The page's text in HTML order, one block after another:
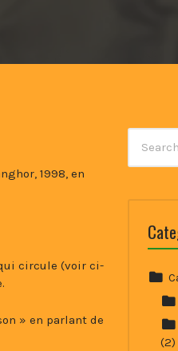
1998, en
circule (voir ci-
» en parlant de
for:
(2)